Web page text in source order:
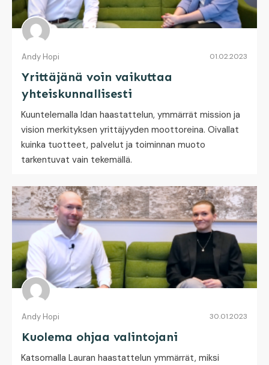
Andy Hopi 01.02.2023
Yrittäjänä voin vaikuttaa
yhteiskunnallisesti
Kuuntelemalla Idan haastattelun, ymmärrät mission ja
vision merkityksen yrittäjyyden moottoreina. Oivallat
kuinka tuotteet, palvelut ja toiminnan muoto
tarkentuvat vain tekemällä.
Andy Hopi 30.01.2023
Kuolema ohjaa valintojani
Katsomalla Lauran haastattelun ymmärrät, miksi